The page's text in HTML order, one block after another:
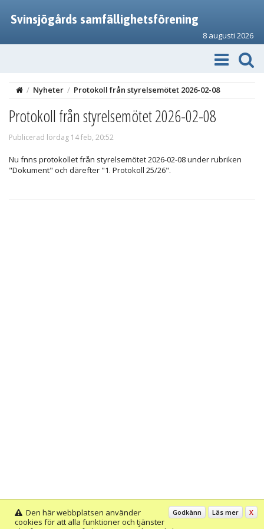
Svinsjögårds samfällighetsförening
8 augusti 2026
/ Nyheter / Protokoll från styrelsemötet 2026-02-08
Protokoll från styrelsemötet 2026-02-08
Publicerad lördag 14 feb, 20:52
Nu fnns protokollet från styrelsemötet 2026-02-08 under rubriken
"Dokument" och därefter "1. Protokoll 25/26".
Godkänn Läs mer X
Den här webbplatsen använder
cookies för att alla funktioner och tjänster